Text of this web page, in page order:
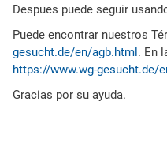
Despues puede seguir
Puede encontrar nuestros
gesucht.de/en/agb.html . En
https://www.wg-gesucht.de/
Gracias por su ayuda.